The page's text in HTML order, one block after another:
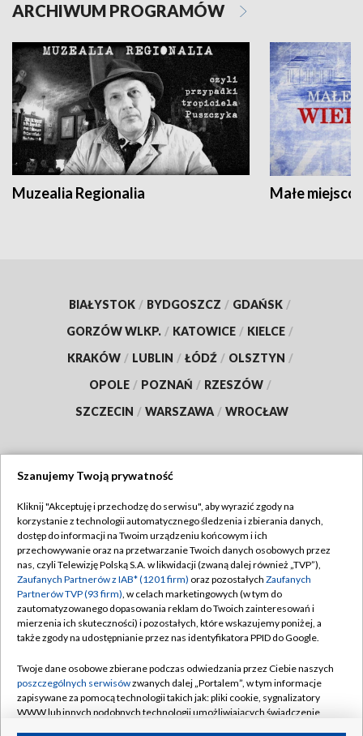
ARCHIWUM PROGRAMÓW
Muzealia Regionalia Małe
BIAŁYSTOK / BYDGOSZCZ / GDAŃSK /
GORZÓW WLKP. / KATOWICE / KIELCE /
KRAKÓW / LUBLIN / ŁÓDŹ / OLSZTYN /
OPOLE / POZNAŃ / RZESZÓW /
SZCZECIN / WARSZAWA / WROCŁAW
TVP
Abonament TVP
Emisja w TVP
Centrum informacji TVP
Naziemna Telewizja Cyfrowa
Rada Programowa
System NOS
Informacje o nadawcy
Regulamin TVP
Polityka prywatności
Moje zgody
Pomoc
Kontakt
Szanujemy Twoją prywatność
Kliknij "Akceptuję i przechodzę do serwisu", aby wyrazić zgody na
korzystanie z technologii automatycznego śledzenia i zbierania danych,
dostęp do informacji na Twoim urządzeniu końcowym i ich
przechowywanie oraz na przetwarzanie Twoich danych osobowych przez
nas, czyli Telewizję Polską S.A. w likwidacji (zwaną dalej również „TVP”),
Zaufanych Partnerów z IAB* (1201 firm) oraz pozostałych Zaufanych
Partnerów TVP (93 firm), w celach marketingowych (w tym do
zautomatyzowanego dopasowania reklam do Twoich zainteresowań i
mierzenia ich skuteczności) i pozostałych, które wskazujemy poniżej, a
także zgody na udostępnianie przez nas identyfikatora PPID do Google.
Twoje dane osobowe zbierane podczas odwiedzania przez Ciebie naszych
poszczególnych serwisówzwanych dalej „Portalem”, w tym informacje
zapisywane za pomocą technologii takich jak: pliki cookie, sygnalizatory
WWW lub innych podobnych technologii umożliwiających świadczenie